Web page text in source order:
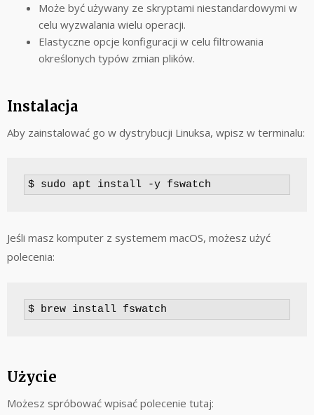
Może być używany ze skryptami niestandardowymi w
celu wyzwalania wielu operacji.
Elastyczne opcje konfiguracji w celu filtrowania
określonych typów zmian plików.
Instalacja
Aby zainstalować go w dystrybucji Linuksa, wpisz w terminalu:
$ sudo apt install -y fswatch
Jeśli masz komputer z systemem macOS, możesz użyć
polecenia:
$ brew install fswatch
Użycie
Możesz spróbować wpisać polecenie tutaj: